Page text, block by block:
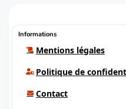
Informations
Mentions légales
Politique de
Contact